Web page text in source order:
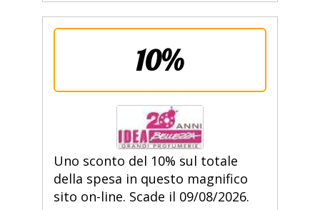
10%
Uno sconto del 10% sul totale
della spesa in questo magnifico
sito on-line. Scade il 09/08/2026.